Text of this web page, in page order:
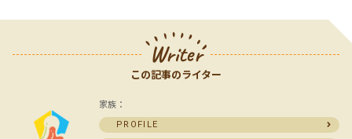
Writer
この記事のライター
家族：
PROFILE